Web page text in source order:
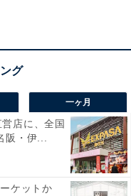
一ヶ月
店に、全国
・伊...
ケットか